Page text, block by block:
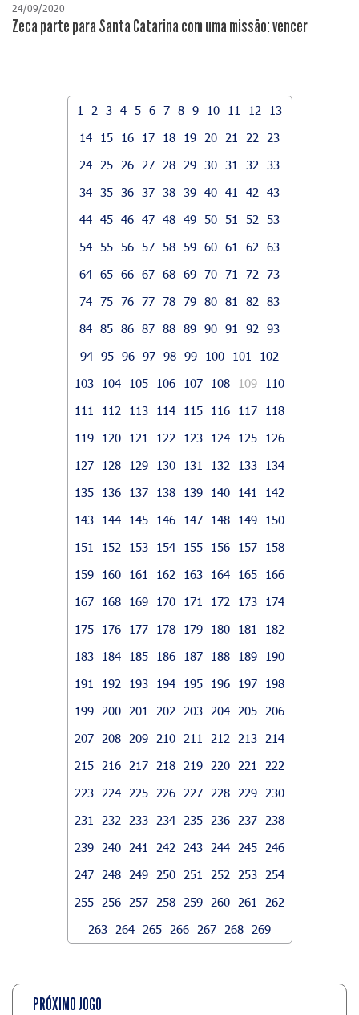
24/09/2020
Zeca parte para Santa Catarina com uma missão: vencer
1 2 3 4 5 6 7 8 9 10 11 12
13
14
15 16 17 18 19 20 21 22
23
24
25 26 27 28 29 30 31 32
33
34 35 36 37 38 39 40 41 42
43
44 45 46 47 48 49 50 51 52
53
54 55 56 57 58 59 60 61 62
63
64 65 66 67 68 69 70 71 72
73
74 75 76 77 78 79 80 81 82
83
84 85 86 87 88 89 90 91 92
93
94 95 96 97 98 99 100 101
102
103
104 105 106 107 108 109
110
111
112 113 114 115 116 117
118
119
120 121 122 123 124 125
126
127
128 129 130 131 132 133
134
135
136 137 138 139 140 141
142
143
144 145 146 147 148 149
150
151
152 153 154 155 156 157
158
159
160 161 162 163 164 165
166
167
168 169 170 171 172 173
174
175
176 177 178 179 180 181
182
183
184 185 186 187 188 189
190
191
192 193 194 195 196 197
198
199
200 201 202 203 204 205
206
207
208 209 210 211 212 213
214
215
216 217 218 219 220 221
222
223
224 225 226 227 228 229
230
231
232 233 234 235 236 237
238
239
240 241 242 243 244 245
246
247
248 249 250 251 252 253
254
255
256 257 258 259 260 261
262
263
264 265 266 267 268 269
PRÓXIMO JOGO